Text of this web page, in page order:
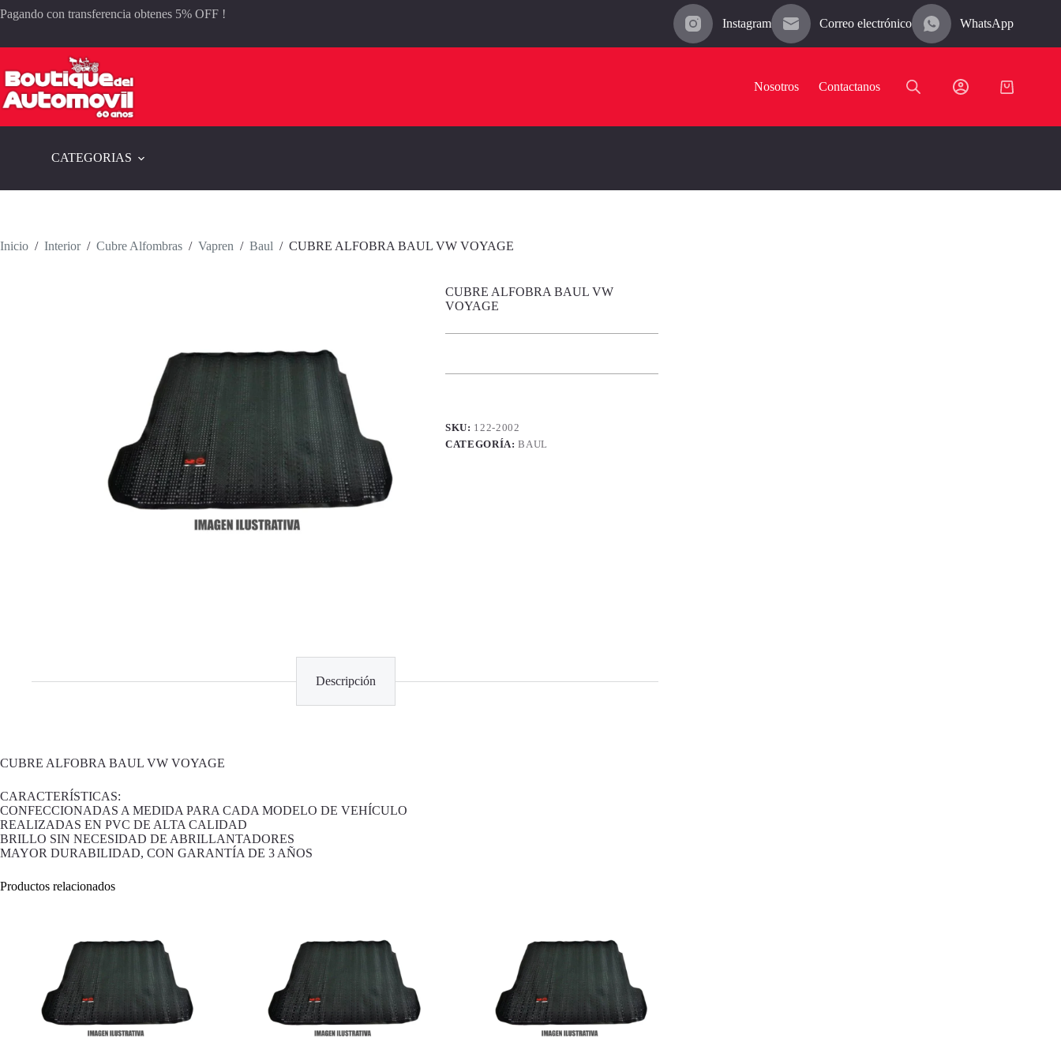
al
Pagando con transferencia obtenes 5% OFF !
Instagram Correo electrónico WhatsApp
Nosotros Contactanos
Carro
CATEGORIAS
Inicio / Interior / Cubre Alfombras / Vapren / Baul / CUBRE ALFOBRA BAUL VW VOYAGE
CUBRE ALFOBRA BAUL VW
VOYAGE
SKU: 122-2002
CATEGORÍA:BAUL
Descripción
CUBRE ALFOBRA BAUL VW VOYAGE
CARACTERÍSTICAS:
CONFECCIONADAS A MEDIDA PARA CADA MODELO DE VEHÍCULO
REALIZADAS EN PVC DE ALTA CALIDAD
BRILLO SIN NECESIDAD DE ABRILLANTADORES
MAYOR DURABILIDAD, CON GARANTÍA DE 3 AÑOS
Productos relacionados